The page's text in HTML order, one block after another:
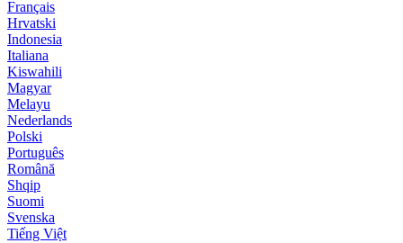
Français
Hrvatski
Indonesia
Italiana
Kiswahili
Magyar
Melayu
Nederlands
Polski
Português
Română
Shqip
Suomi
Svenska
Tiếng Việt